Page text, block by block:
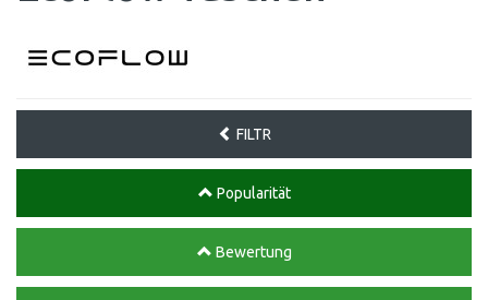
FILTR
Popularität
Bewertung